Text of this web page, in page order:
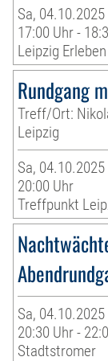
Sa, 04.10.2025
17:00 Uhr -
Leipzig
Rundgang
Treff/Ort:
Leipzig
Sa, 04.10.2025
20:00 Uhr
Treffpunkt
Sa, 04.10.2025
20:30 Uhr -
Stadtstromer